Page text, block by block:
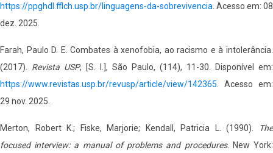
https://ppghdl.fflch.usp.br/linguagens-da-sobrevivencia . Acesso em: 08
dez. 2025.
Farah, Paulo D. E. Combates à xenofobia, ao racismo e à intolerância.
(2017). Revista USP, [S. l.], São Paulo, (114), 11-30. Disponível em:
https://www.revistas.usp.br/revusp/article/view/142365 . Acesso em:
29 nov. 2025.
Merton, Robert K.; Fiske, Marjorie; Kendall, Patricia L. (1990).
The
focused interview: a manual of problems and procedures. New York: